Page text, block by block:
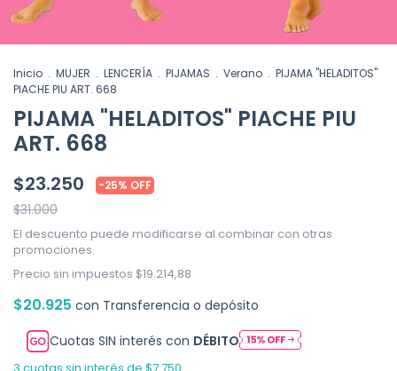
Inicio . MUJER . LENCERÍA . PIJAMAS . Verano . PIJAMA "HELADITOS"
PIACHE PIU ART. 668
PIJAMA "HELADITOS" PIACHE PIU
ART. 668
$23.250 -25% OFF
$31.000
El descuento puede modificarse al combinar con otras
promociones.
Precio sin impuestos $19.214,88
$20.925 con Transferencia o depósito
Cuotas SIN interés con DÉBITO